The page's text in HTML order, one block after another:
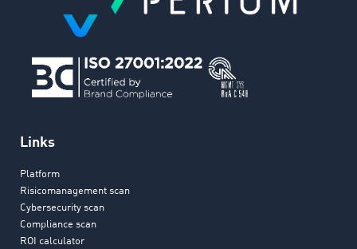
Links
Platform
Risicomanagement scan
Cybersecurity scan
Compliance scan
ROI calculator